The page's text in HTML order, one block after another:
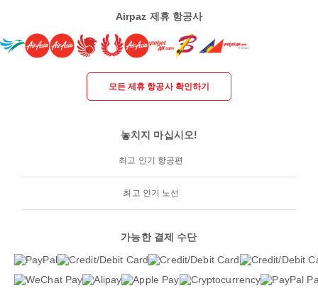
Airpaz 제휴 항공사
모든 제휴 항공사 확인하기
놓치지 마십시오!
최고 인기 항공편
최고 인기 노선
가능한 결제 수단